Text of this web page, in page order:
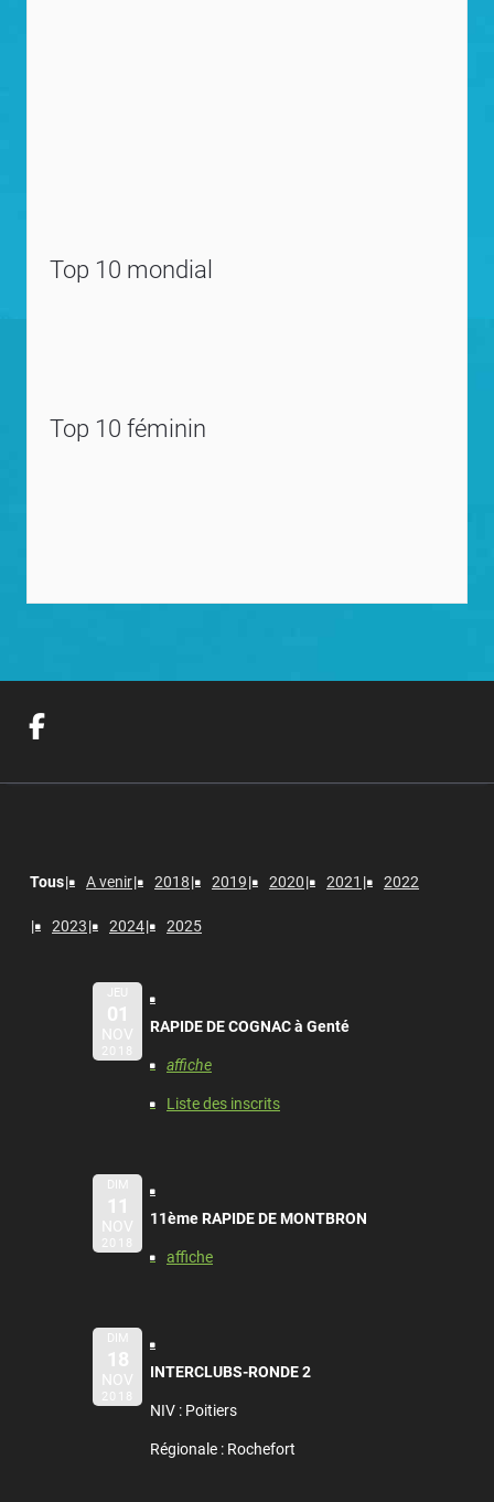
Top 10 mondial
Top 10 féminin
Tous A venir 2018 2019 2020 2021 2022
2023 2024 2025
JEU
01
NOV
2018
RAPIDE DE COGNAC à Genté
affiche
Liste des inscrits
DIM
11
NOV
2018
11ème RAPIDE DE MONTBRON
affiche
DIM
18
NOV
2018
INTERCLUBS-RONDE 2
NIV : Poitiers
Régionale : Rochefort